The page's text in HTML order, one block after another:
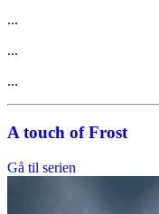
...
...
...
A touch of Frost
Gå til serien